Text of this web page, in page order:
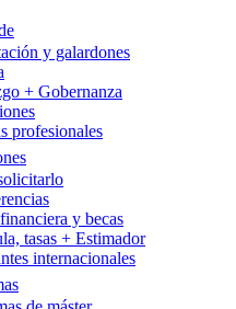
y galardones
+ Gobernanza
profesionales
y becas
tasas + Estimador
internacionales